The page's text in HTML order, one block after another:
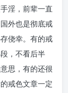
淫，前辈一直
外也是彻底戒
侥幸。有的戒
，不看后半
思，有的还很
戒色文章一定